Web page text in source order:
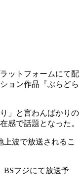
ットフォームにて配
ョン作品『ぶらどら
」と言わんばかりの
感で話題となった。
上波で放送されるこ
BSフジにて放送予